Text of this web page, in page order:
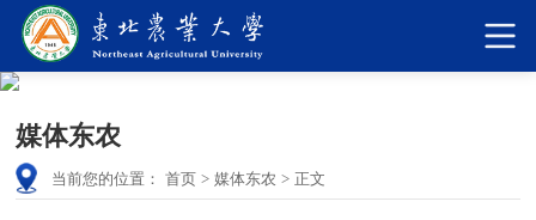
媒体东农
当前您的位置： 首页 > 媒体东农 > 正文